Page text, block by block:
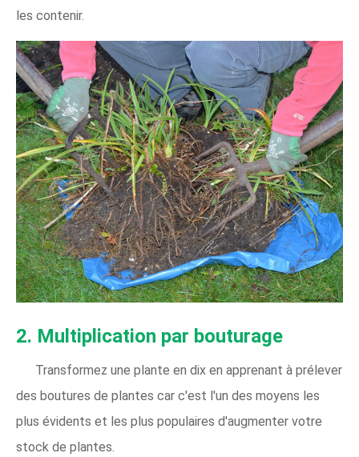
les contenir.
2. Multiplication par bouturage
Transformez une plante en dix en apprenant à prélever
des boutures de plantes car c'est l'un des moyens les
plus évidents et les plus populaires d'augmenter votre
stock de plantes.